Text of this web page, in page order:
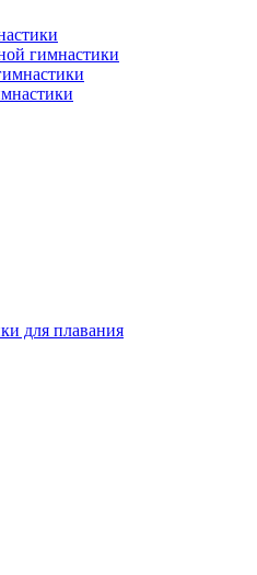
гимнастики
для плавания